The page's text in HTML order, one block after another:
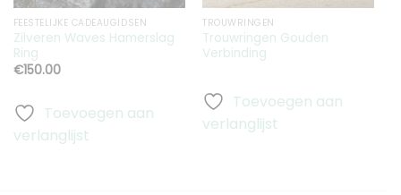
FEESTELIJKE CADEAUGIDSEN
Zilveren Waves Hamerslag
Ring
€150.00
Toevoegen aan
verlanglijst
TROUWRINGEN
Trouwringen Gouden
Verbinding
Toevoegen aan
verlanglijst